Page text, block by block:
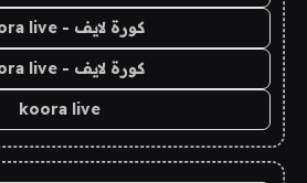
كورة لايف - koora live
كورة لايف - koora live
koora live